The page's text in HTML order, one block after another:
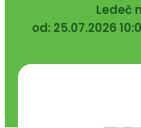
Ledeč
od: 25.07.2026